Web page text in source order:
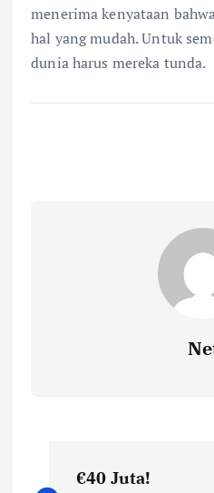
menerima kenyataan
hal yang mudah. Untuk
dunia harus mereka tunda.
€40 Juta!